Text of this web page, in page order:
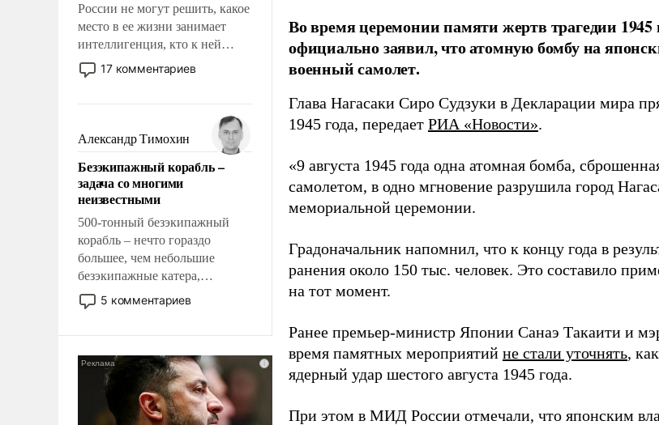
России не могут решить, какое
место в ее жизни занимает
интеллигенция, кто к ней
принадлежит, а кого из нее
исключили с правом
чем она отличается от просто
образованных людей. Иногда
казалось, что эти вопросы
решены раз и навсегда, но –
нет, не решены.
17 комментариев
Александр Тимохин
Безэкипажный корабль –
задача со многими
неизвестными
500-тонный безэкипажный
корабль – нечто гораздо
большее, чем небольшие
безэкипажные катера,
применение которых уже
стало обыденностью. Задача по
и ее реализация радикально
поднимет наши боевые
возможности.
5 комментариев
Во время церемонии памяти жертв трагедии
официально заявил, что атомную бомбу на
военный самолет.
Глава Нагасаки Сиро Судзуки в Декларации мира
1945 года, передает РИА «Новости».
«9 августа 1945 года одна атомная бомба,
самолетом, в одно мгновение разрушила город
мемориальной церемонии.
Градоначальник напомнил, что к концу года в
ранения около 150 тыс. человек. Это составило
на тот момент.
Ранее премьер-министр Японии Санаэ Такаити и
время памятных мероприятий не стали уточнять,
ядерный удар шестого августа 1945 года.
При этом в МИД России отмечали, что японским